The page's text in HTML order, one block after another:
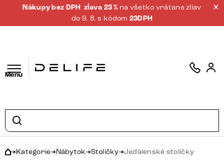
Nákupy bez DPH zĺava 23 % na všetko vrátane zliav
do 9. 8. s kódom 23DPH
Menu
Kategorie Nábytok Stoličky Jedálenské stoličky